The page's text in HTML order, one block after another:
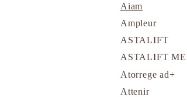
Aiam
Ampleur
ASTALIFT
ASTALIFT
Atorrege ad+
Attenir